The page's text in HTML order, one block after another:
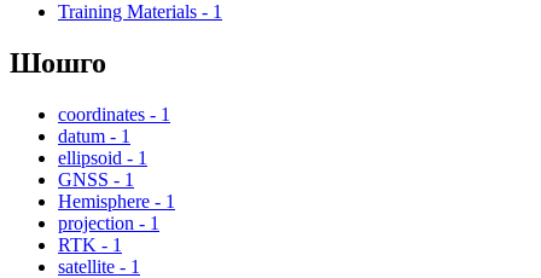
Training Materials - 1
Шошго
coordinates - 1
datum - 1
ellipsoid - 1
GNSS - 1
Hemisphere - 1
projection - 1
RTK - 1
satellite - 1